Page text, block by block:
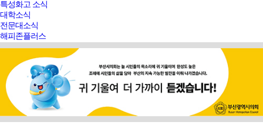
특성화고 소식
대학소식
전문대소식
해피존플러스